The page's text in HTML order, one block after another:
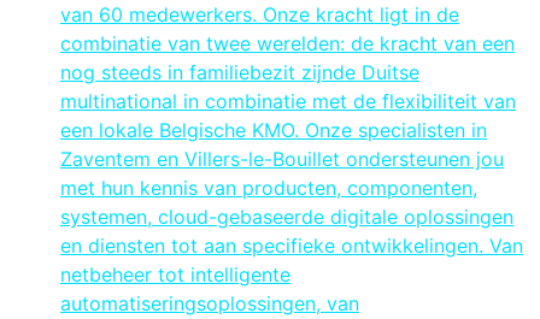
van 60 medewerkers. Onze kracht ligt in de
combinatie van twee werelden: de kracht van een
nog steeds in familiebezit zijnde Duitse
multinational in combinatie met de flexibiliteit van
een lokale Belgische KMO. Onze specialisten in
Zaventem en Villers-le-Bouillet ondersteunen jou
met hun kennis van producten, componenten,
systemen, cloud-gebaseerde digitale oplossingen
en diensten tot aan specifieke ontwikkelingen. Van
netbeheer tot intelligente
automatiseringsoplossingen, van